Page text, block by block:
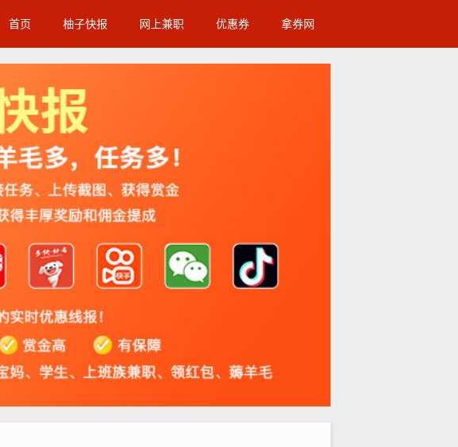
首页 柚子快报 网上兼职 优惠券 拿券网